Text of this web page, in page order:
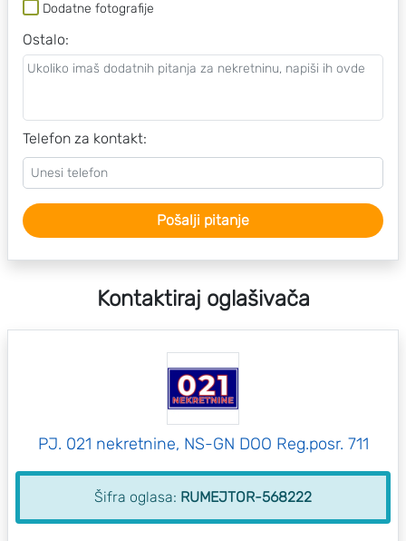
Dodatne fotografije
Ostalo:
Telefon za kontakt:
Pošalji pitanje
Kontaktiraj oglašivača
PJ. 021 nekretnine, NS-GN DOO Reg.posr. 711
Šifra oglasa: RUMEJTOR-568222